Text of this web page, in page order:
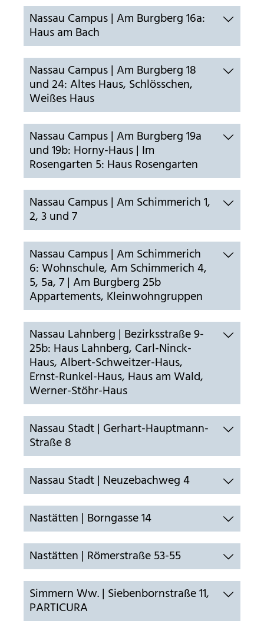
Nassau Campus | Am Burgberg 16a:
Haus am Bach
Nassau Campus | Am Burgberg 18
und 24: Altes Haus, Schlösschen,
Weißes Haus
Nassau Campus | Am Burgberg 19a
und 19b: Horny-Haus | Im
Rosengarten 5: Haus Rosengarten
Nassau Campus | Am Schimmerich 1,
2, 3 und 7
Nassau Campus | Am Schimmerich
6: Wohnschule, Am Schimmerich 4,
5, 5a, 7 | Am Burgberg 25b
Appartements, Kleinwohngruppen
Nassau Lahnberg | Bezirksstraße 9-
25b: Haus Lahnberg, Carl-Ninck-
Haus, Albert-Schweitzer-Haus,
Ernst-Runkel-Haus, Haus am Wald,
Werner-Stöhr-Haus
Nassau Stadt | Gerhart-Hauptmann-
Straße 8
Nassau Stadt | Neuzebachweg 4
Nastätten | Borngasse 14
Nastätten | Römerstraße 53-55
Simmern Ww. | Siebenbornstraße 11,
PARTICURA
_pk_ses, _pk_cvar, _pk_hsr
Anbieter:
Seitenstatistik
Cookie Laufzeit:
30 Minuten